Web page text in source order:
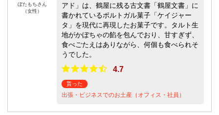
ぼたもちさん
（女性）
アド」は、鶴屋に残る古文書「鶴屋文書」に
書かれているポルトガル菓子「ケイジャー
タ」を現代に再現したお菓子です。タルト生
地がかぼちゃの餡を包んでおり、甘すぎず、
食べごたえはありながら、何個も食べられそ
うでした。
4.7
貰った
出張・ビジネスでのお土産（オフィス・社員）